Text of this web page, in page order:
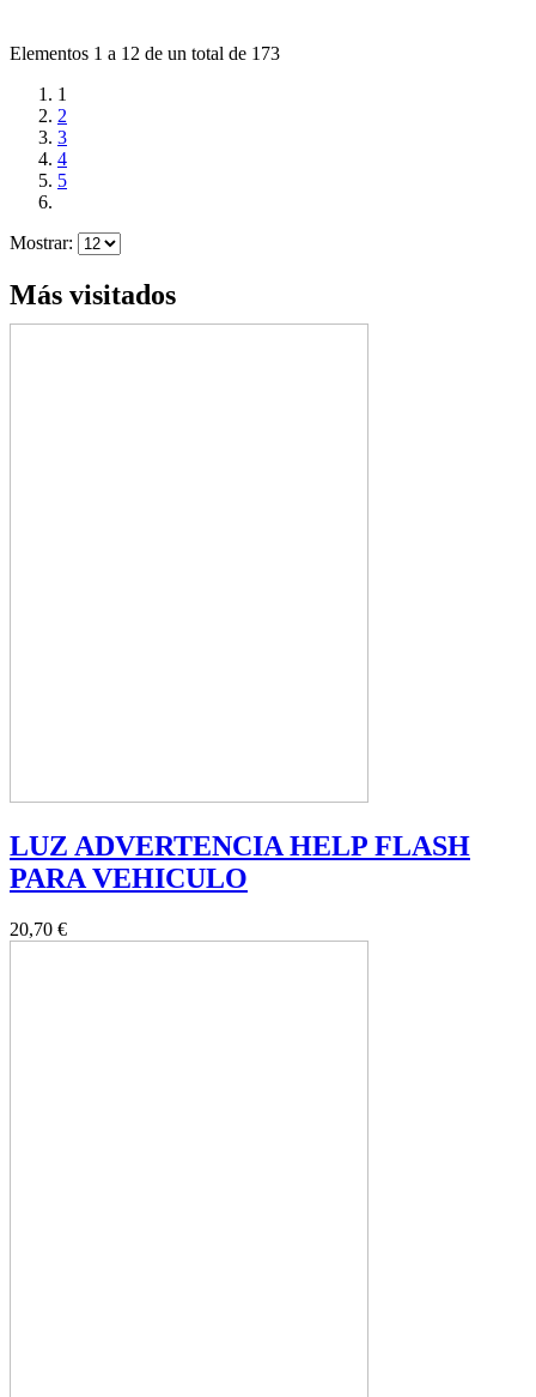
Elementos 1 a 12 de un total de 173
1
2
3
4
5
Mostrar:
Más visitados
LUZ ADVERTENCIA HELP FLASH
PARA VEHICULO
20,70 €